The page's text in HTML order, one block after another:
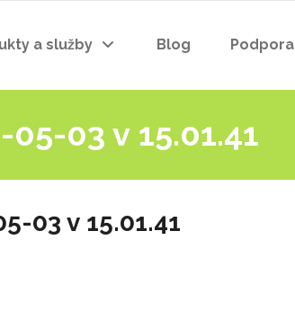
a služby Blog Podpora
03 v 15.01.41
03 v 15.01.41